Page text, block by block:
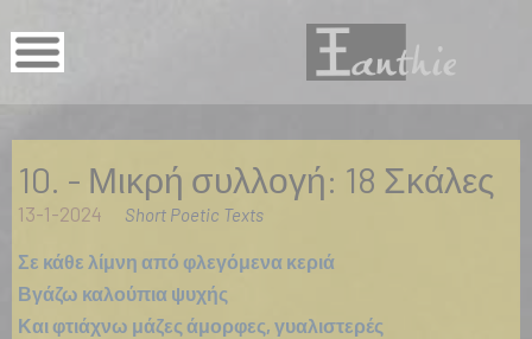
10. - Μικρή συλλογή: 18 Σκάλες
13-1-2024 Short Poetic Texts
Σε κάθε λίμνη από φλεγόμενα κεριά
Βγάζω καλούπια ψυχής
Και φτιάχνω μάζες άμορφες, γυαλιστερές